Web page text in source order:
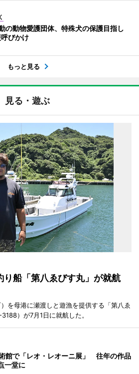
の動物愛護団体、特殊犬の保護目指し
びかけ
もっと見る
見る・遊ぶ
り船「第八ゑびす丸」が就航
を母港に瀬渡しと遊漁を提供する「第八ゑ
）が7月1日に就航した。
館で「レオ・レオーニ展」 往年の作品
一堂に